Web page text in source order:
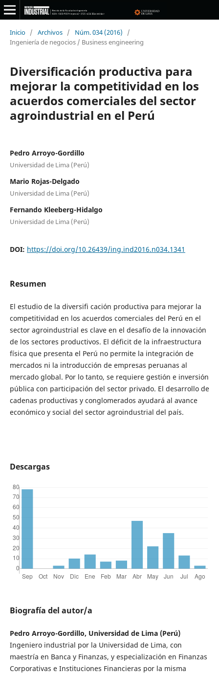
Inicio / Archivos / Núm. 034 (2016)
/
Ingeniería de negocios / Business engineering
Diversificación productiva para
mejorar la competitividad en los
acuerdos comerciales del sector
agroindustrial en el Perú
Pedro Arroyo-Gordillo
Universidad de Lima (Perú)
Mario Rojas-Delgado
Universidad de Lima (Perú)
Fernando Kleeberg-Hidalgo
Universidad de Lima (Perú)
DOI: https://doi.org/10.26439/ing.ind2016.n034.1341
Resumen
El estudio de la diversifi cación productiva para mejorar la
competitividad en los acuerdos comerciales del Perú en el
sector agroindustrial es clave en el desafío de la innovación
de los sectores productivos. El déficit de la infraestructura
física que presenta el Perú no permite la integración de
mercados ni la introducción de empresas peruanas al
mercado global. Por lo tanto, se requiere gestión e inversión
pública con participación del sector privado. El desarrollo de
cadenas productivas y conglomerados ayudará al avance
económico y social del sector agroindustrial del país.
Descargas
Biografía del autor/a
Pedro Arroyo-Gordillo, Universidad de Lima (Perú)
Ingeniero industrial por la Universidad de Lima, con
maestría en Banca y Finanzas, y especialización en Finanzas
Corporativas e Instituciones Financieras por la misma